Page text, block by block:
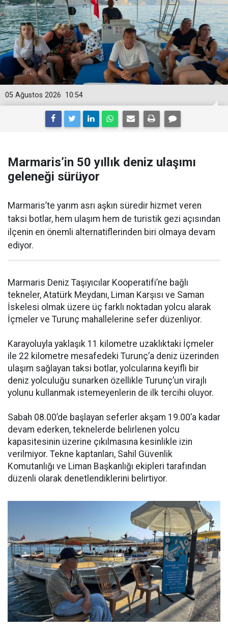
10:54
05 Ağustos 2026
Marmaris’in 50 yıllık deniz ulaşımı
geleneği sürüyor
Marmaris’te yarım asrı aşkın süredir hizmet veren
taksi botlar, hem ulaşım hem de turistik gezi açısından
ilçenin en önemli alternatiflerinden biri olmaya devam
ediyor.
Marmaris Deniz Taşıyıcılar Kooperatifi’ne bağlı
tekneler, Atatürk Meydanı, Liman Karşısı ve Saman
İskelesi olmak üzere üç farklı noktadan yolcu alarak
İçmeler ve Turunç mahallelerine sefer düzenliyor.
Karayoluyla yaklaşık 11 kilometre uzaklıktaki İçmeler
ile 22 kilometre mesafedeki Turunç’a deniz üzerinden
ulaşım sağlayan taksi botlar, yolcularına keyifli bir
deniz yolculuğu sunarken özellikle Turunç’un virajlı
yolunu kullanmak istemeyenlerin de ilk tercihi oluyor.
Sabah 08.00’de başlayan seferler akşam 19.00’a kadar
devam ederken, teknelerde belirlenen yolcu
kapasitesinin üzerine çıkılmasına kesinlikle izin
verilmiyor. Tekne kaptanları, Sahil Güvenlik
Komutanlığı ve Liman Başkanlığı ekipleri tarafından
düzenli olarak denetlendiklerini belirtiyor.